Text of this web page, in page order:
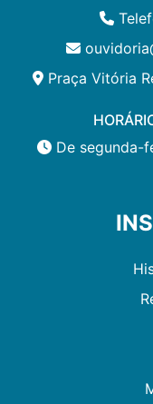
Praça Vitória
De segunda-